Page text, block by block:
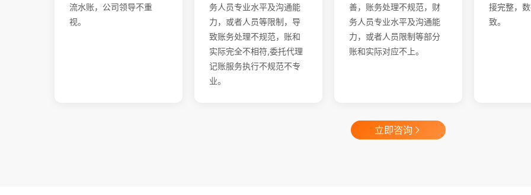
流水账，公司领导不重
视。
务人员专业水平及沟通能
力，或者人员等限制，导
致账务处理不规范，账和
实际完全不相符,委托代理
记账服务执行不规范不专
业。
善，账务处理不规范，财
务人员专业水平及沟通能
力，或者人员限制等部分
账和实际对应不上。
接完整，
致。
立即咨询